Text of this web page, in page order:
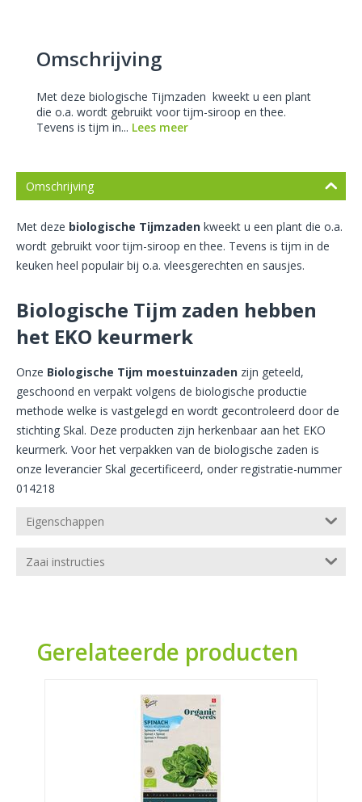
Omschrijving
Met deze biologische Tijmzaden kweekt u een plant
die o.a. wordt gebruikt voor tijm-siroop en thee.
Tevens is tijm in... Lees meer
Omschrijving
Met deze biologische Tijmzaden kweekt u een plant die o.a.
wordt gebruikt voor tijm-siroop en thee. Tevens is tijm in de
keuken heel populair bij o.a. vleesgerechten en sausjes.
Biologische Tijm zaden hebben
het EKO keurmerk
Onze Biologische Tijm moestuinzaden zijn geteeld,
geschoond en verpakt volgens de biologische productie
methode welke is vastgelegd en wordt gecontroleerd door de
stichting Skal. Deze producten zijn herkenbaar aan het EKO
keurmerk. Voor het verpakken van de biologische zaden is
onze leverancier Skal gecertificeerd, onder registratie-nummer
014218
Eigenschappen
Zaai instructies
Gerelateerde producten